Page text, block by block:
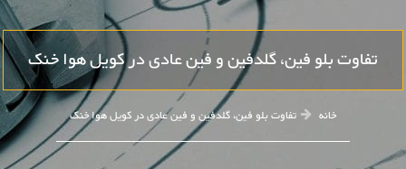
تفاوت بلو فین، گلدفین و فین عادی در کویل هوا خنک
خانه تفاوت بلو فین، گلدفین و فین عادی در کویل هوا خنک